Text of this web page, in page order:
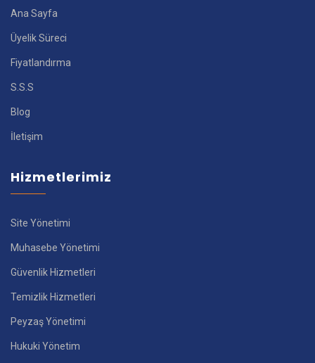
Ana Sayfa
Üyelik Süreci
Fiyatlandırma
S.S.S
Blog
İletişim
Hizmetlerimiz
Site Yönetimi
Muhasebe Yönetimi
Güvenlik Hizmetleri
Temizlik Hizmetleri
Peyzaş Yönetimi
Hukuki Yönetim